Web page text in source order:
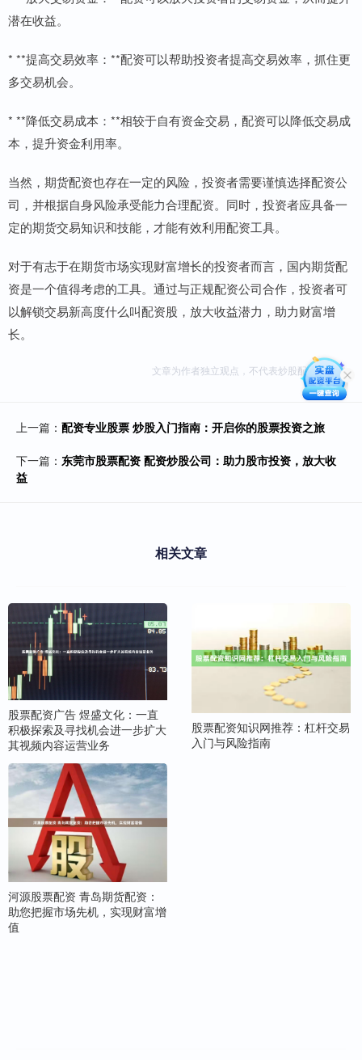
潜在收益。
* **提高交易效率：**配资可以帮助投资者提高交易效率，抓住更
多交易机会。
* **降低交易成本：**相较于自有资金交易，配资可以降低交易成
本，提升资金利用率。
当然，期货配资也存在一定的风险，投资者需要谨慎选择配资公
司，并根据自身风险承受能力合理配资。同时，投资者应具备一
定的期货交易知识和技能，才能有效利用配资工具。
对于有志于在期货市场实现财富增长的投资者而言，国内期货配
资是一个值得考虑的工具。通过与正规配资公司合作，投资者可
以解锁交易新高度什么叫配资股，放大收益潜力，助力财富增
长。
文章为作者独立观点，不代表炒股配资网观点
上一篇： 配资专业股票 炒股入门指南：开启你的股票投资之旅
下一篇： 东莞市股票配资 配资炒股公司：助力股市投资，放大收
益
相关文章
股票配资广告 煜盛文化：一直
积极探索及寻找机会进一步扩大
其视频内容运营业务
股票配资知识网推荐：杠杆交易
入门与风险指南
河源股票配资 青岛期货配资：
助您把握市场先机，实现财富增
值